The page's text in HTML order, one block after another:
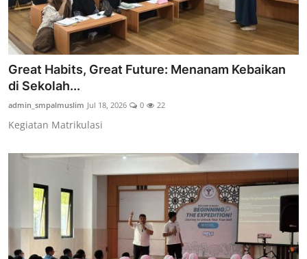
Great Habits, Great Future: Menanam Kebaikan
di Sekolah...
admin_smpalmuslim Jul 18, 2026 0 22
Kegiatan Matrikulasi